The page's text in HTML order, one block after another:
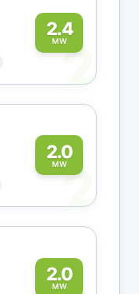
2.4
MW2
2.0
MW2
2.0
MW